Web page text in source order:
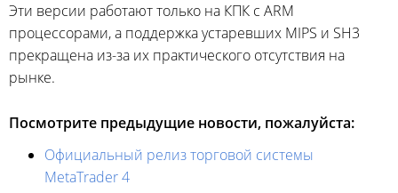
Эти версии работают только на КПК с ARM
процессорами, а поддержка устаревших MIPS и SH3
прекращена из-за их практического отсутствия на
рынке.
Посмотрите предыдущие новости, пожалуйста:
Официальный релиз торговой системы
MetaTrader 4